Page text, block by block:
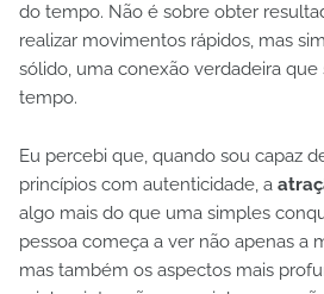
do tempo. Não é sobre obter
realizar movimentos rápidos, mas
sólido, uma conexão verdadeira
tempo.
Eu percebi que, quando sou capaz
princípios com autenticidade, a
algo mais do que uma simples
pessoa começa a ver não apenas a
mas também os aspectos mais